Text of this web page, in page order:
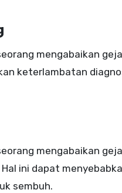
mengabaikan
keterlambatan
mengabaikan
ini dapat
sembuh.